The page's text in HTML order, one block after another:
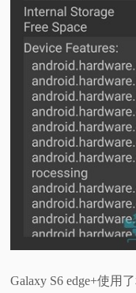
Galaxy S6 edge+使用